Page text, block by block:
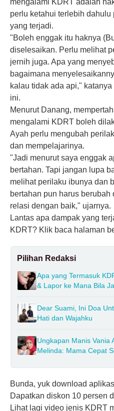
perlu ketahui terlebih
yang terjadi.
"Boleh enggak itu haknya
diselesaikan. Perlu melihat
jernih juga. Apa yang
bagaimana
kalau tidak ada api," katanya
ini.
Menurut Danang,
mengalami KDRT boleh
Ayah perlu mengubah
dan mempelajarinya.
"Jadi menurut saya enggak
bertahan. Tapi jangan lupa
melihat perilaku ibunya dan
bertahan pun harus
relasi dengan baik," ujarnya.
Lantas apa dampak yang
KDRT? Klik baca halaman
Pilihan Redaksi
Apa yang Termasuk
& Lapor ke Mana Bila
Dear Suami, Ini Doa
Hati dan Wajahku
Ungkapan Manis Vania
Melinda: Mama Cepat
Bunda, yuk download
Dapatkan diskon 10 persen
Lihat lagi video jenis KDRT